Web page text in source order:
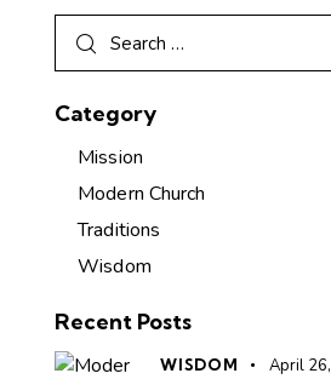
Category
Mission
Modern Church
Traditions
Wisdom
Recent Posts
WISDOM April